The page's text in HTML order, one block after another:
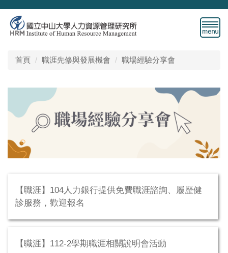
跳
到
主
首頁 職涯先修與發展機會 職場經驗分享會
【職涯】104人力銀行提供免費職涯諮詢、履歷健
診服務，歡迎報名
【職涯】112-2學期職涯相關說明會活動